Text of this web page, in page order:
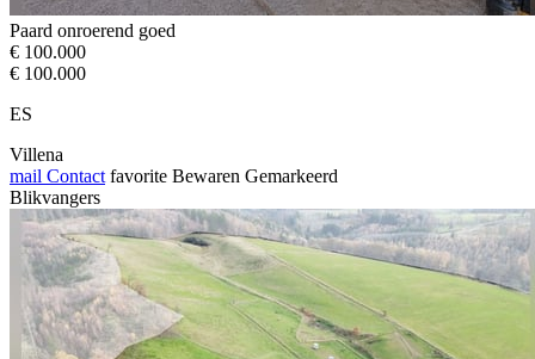
Paard onroerend goed
€ 100.000
€ 100.000
ES
Villena
mail Contact favorite Bewaren Gemarkeerd
Blikvangers